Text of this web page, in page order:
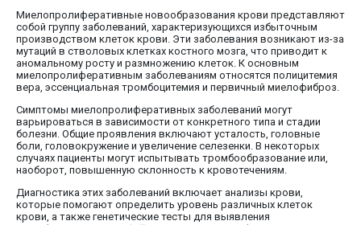
Миелопролиферативные новообразования крови представляют
собой группу заболеваний, характеризующихся избыточным
производством клеток крови. Эти заболевания возникают из-за
мутаций в стволовых клетках костного мозга, что приводит к
аномальному росту и размножению клеток. К основным
миелопролиферативным заболеваниям относятся полицитемия
вера, эссенциальная тромбоцитемия и первичный миелофиброз.
Симптомы миелопролиферативных заболеваний могут
варьироваться в зависимости от конкретного типа и стадии
болезни. Общие проявления включают усталость, головные
боли, головокружение и увеличение селезенки. В некоторых
случаях пациенты могут испытывать тромбообразование или,
наоборот, повышенную склонность к кровотечениям.
Диагностика этих заболеваний включает анализы крови,
которые помогают определить уровень различных клеток
крови, а также генетические тесты для выявления